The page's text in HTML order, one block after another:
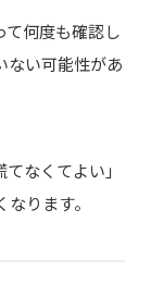
て何度も確認し
ない可能性があ
なくてよい」
ります。